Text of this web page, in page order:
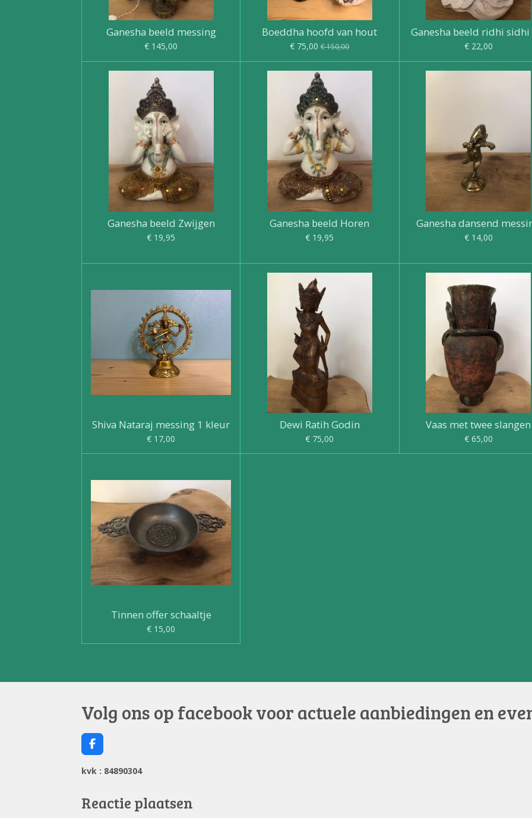
Ganesha beeld messing
€ 145,00
Boeddha hoofd van hout
€ 75,00 € 150,00
Ganesha beeld ridhi
€ 22,00
Ganesha beeld Zwijgen
€ 19,95
Ganesha beeld Horen
€ 19,95
Ganesha dansend
€ 14,00
Shiva Nataraj messing 1 kleur
€ 17,00
Dewi Ratih Godin
€ 75,00
Vaas met twee slangen
€ 65,00
Tinnen offer schaaltje
€ 15,00
Volg ons op facebook voor actuele aanbiedingen en
F
a
c
e
o
kvk : 84890304
Reactie plaatsen